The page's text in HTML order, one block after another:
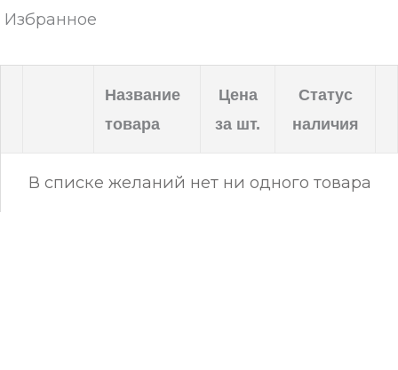
Избранное
Название
товара
Цена
за шт.
Статус
наличия
В списке желаний нет ни одного товара